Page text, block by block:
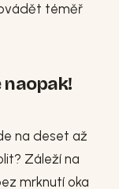
téměř
naopak!
na deset až
Záleží na
mrknutí oka